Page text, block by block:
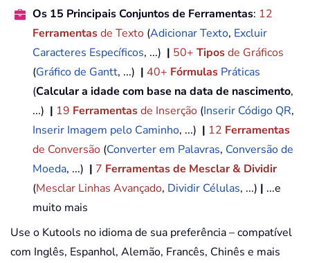
Os 15 Principais Conjuntos de Ferramentas: 12
Ferramentasde Texto (Adicionar Texto, Excluir
Caracteres Específicos, ...) | 50+ Tiposde Gráficos
(Gráfico de Gantt, ...) | 40+ Fórmulas Práticas
(Calcular a idade com base na data de nascimento,
...) | 19 Ferramentasde Inserção (Inserir Código QR,
Inserir Imagem pelo Caminho, ...) | 12 Ferramentas
de Conversão (Converter em Palavras, Conversão de
Moeda, ...) | 7 Ferramentas de Mesclar & Dividir
(Mesclar Linhas Avançado, Dividir Células, ...) | ...e
muito mais
Use o Kutools no idioma de sua preferência – compatível
com Inglês, Espanhol, Alemão, Francês, Chinês e mais